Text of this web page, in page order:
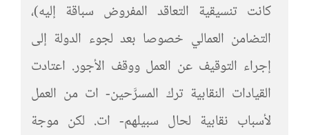
كانت تنسيقية التعاقد المفروض سباقة إليه)،
التضامن العمالي خصوصا بعد لجوء الدولة إلى
إجراء التوقيف عن العمل ووقف الأجور. اعتادت
القيادات النقابية ترك المسرَّحين- ات من العمل
لأسباب نقابية لحال سبيلهم- ات. لكن موجة